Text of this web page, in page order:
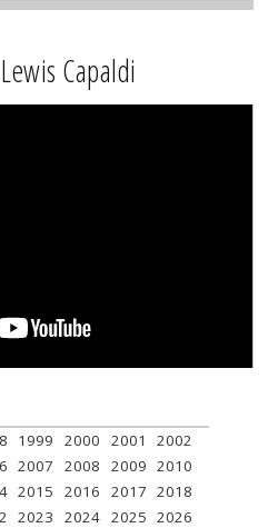
Capaldi
1999 2000 2001
2002
2007 2008 2009 2010
2015 2016 2017 2018
2023 2024 2025 2026